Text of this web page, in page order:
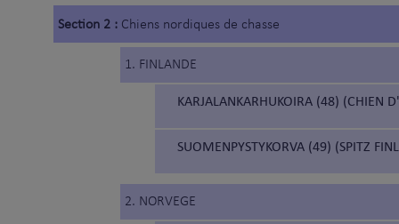
Section 2 : Chiens nordiques de chasse
1. FINLANDE
KARJALANKARHUKOIRA (48) (CHIEN
SUOMENPYSTYKORVA (49) (SPITZ
2. NORVEGE